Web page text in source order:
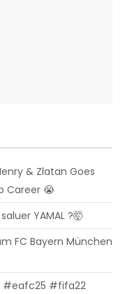
& Zlatan Goes
Career 😭
YAMAL ?🤯
FC Bayern München
#eafc25 #fifa22